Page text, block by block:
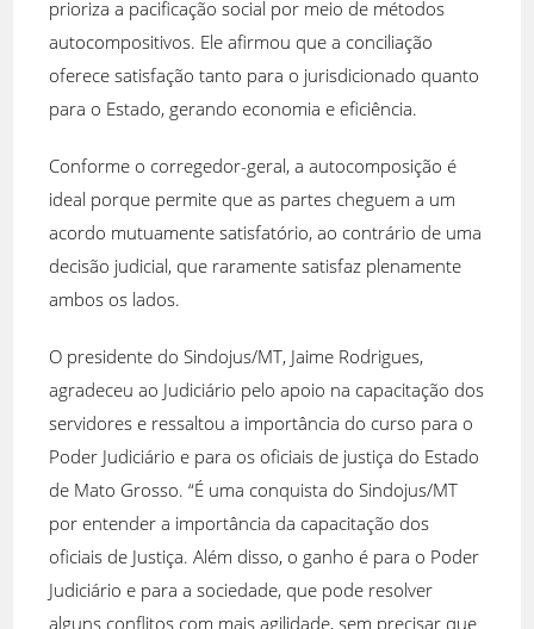
prioriza a pacificação social por meio de métodos
autocompositivos. Ele afirmou que a conciliação
oferece satisfação tanto para o jurisdicionado quanto
para o Estado, gerando economia e eficiência.
Conforme o corregedor-geral, a autocomposição é
ideal porque permite que as partes cheguem a um
acordo mutuamente satisfatório, ao contrário de uma
decisão judicial, que raramente satisfaz plenamente
ambos os lados.
O presidente do Sindojus/MT, Jaime Rodrigues,
agradeceu ao Judiciário pelo apoio na capacitação dos
servidores e ressaltou a importância do curso para o
Poder Judiciário e para os oficiais de justiça do Estado
de Mato Grosso. “É uma conquista do Sindojus/MT
por entender a importância da capacitação dos
oficiais de Justiça. Além disso, o ganho é para o Poder
Judiciário e para a sociedade, que pode resolver
alguns conflitos com mais agilidade, sem precisar que